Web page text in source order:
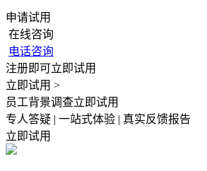
申请试用
在线咨询
电话咨询
注册即可立即试用
立即试用 >
员工背景调查立即试用
专人答疑 | 一站式体验 | 真实反馈报告
立即试用